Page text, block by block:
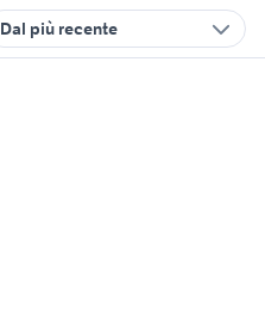
Dal più recente